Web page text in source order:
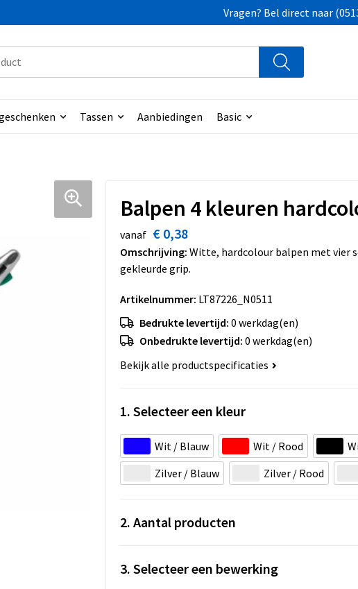
Vragen? Bel direct naar
Tassen Aanbiedingen Basic
Balpen 4 kleuren
vanaf € 0,38
Omschrijving: Witte, hardcolour balpen met vier
gekleurde grip.
Artikelnummer: LT87226_N0511
Bedrukte levertijd: 0 werkdag(en)
Onbedrukte levertijd: 0 werkdag(en)
Bekijk alle productspecificaties
1. Selecteer een kleur
Wit / Blauw Wit / Rood
Zilver / Blauw
Zilver / Rood
2. Aantal producten
3. Selecteer een bewerking